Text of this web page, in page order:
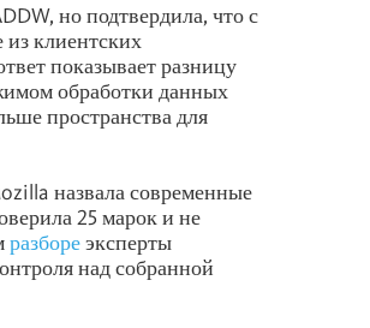
но подтвердила, что с
клиентских
показывает разницу
обработки данных
пространства для
назвала современные
25 марок и не
разбореэксперты
над собранной